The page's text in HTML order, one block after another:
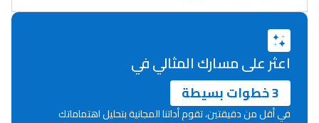
اعثر على مسارك المثالي في
3 خطوات بسيطة
في أقل من دقيقتين، تقوم أداتنا المجانية بتحليل اهتماماتك